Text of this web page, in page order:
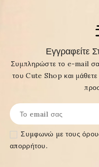
Εγγραφείτε
Συμπληρώστε το e-mail
του Cute Shop και μάθετε
Συμφωνώ με τους
απορρήτου.